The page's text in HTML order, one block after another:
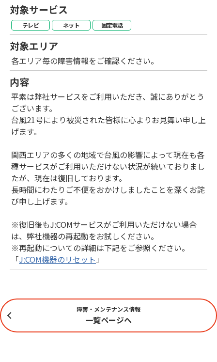
対象サービス
テレビ ネット 固定電話
対象エリア
各エリア毎の障害情報をご確認ください。
内容
平素は弊社サービスをご利用いただき、誠にありがとう
ございます。
台風21号により被災された皆様に心よりお見舞い申し上
げます。
関西エリアの多くの地域で台風の影響によって現在も各
種サービスがご利用いただけない状況が続いておりまし
たが、現在は復旧しております。
長時間にわたりご不便をおかけしましたことを深くお詫
び申し上げます。
※復旧後もJ:COMサービスがご利用いただけない場合
は、弊社機器の再起動をお試しください。
※再起動についての詳細は下記をご参照ください。
「J:COM機器のリセット 」
障害・メンテナンス情報
一覧ページへ